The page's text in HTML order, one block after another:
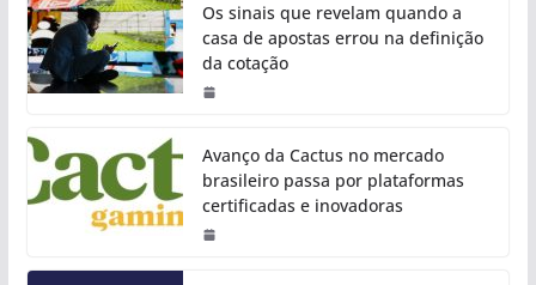
Os sinais que revelam quando a
casa de apostas errou na definição
da cotação
Avanço da Cactus no mercado
brasileiro passa por plataformas
certificadas e inovadoras